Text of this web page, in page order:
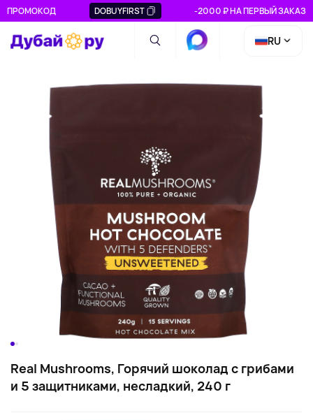
ПРОМОКОД DOBUYFIRST -2000 ₽ НА ПЕРВЫЙ ЗАКАЗ
RU
Real Mushrooms, Горячий шоколад с грибами
и 5 защитниками, несладкий, 240 г